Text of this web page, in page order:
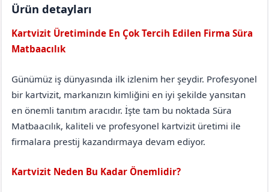
Ürün detayları
Kartvizit Üretiminde En Çok Tercih Edilen Firma Süra
Matbaacılık
Günümüz iş dünyasında ilk izlenim her şeydir. Profesyonel
bir kartvizit, markanızın kimliğini en iyi şekilde yansıtan
en önemli tanıtım aracıdır. İşte tam bu noktada Süra
Matbaacılık, kaliteli ve profesyonel kartvizit üretimi ile
firmalara prestij kazandırmaya devam ediyor.
Kartvizit Neden Bu Kadar Önemlidir?